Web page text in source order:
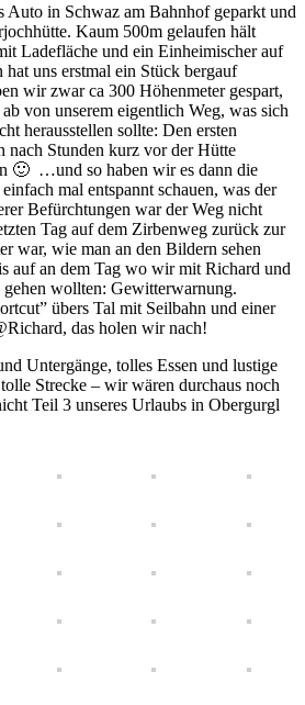
Auto in Schwaz am Bahnhof geparkt und
Kaum 500m gelaufen hält
Ladefläche und ein Einheimischer auf
uns erstmal ein Stück bergauf
wir zwar ca 300 Höhenmeter gespart,
von unserem eigentlich Weg, was sich
herausstellen sollte: Den ersten
nach Stunden kurz vor der Hütte
🙂 …und so haben wir es dann die
mal entspannt schauen, was der
Befürchtungen war der Weg nicht
Tag auf dem Zirbenweg zurück zur
war, wie man an den Bildern sehen
auf an dem Tag wo wir mit Richard und
wollten: Gewitterwarnung.
übers Tal mit Seilbahn und einer
das holen wir nach!
Untergänge, tolles Essen und lustige
Strecke – wir wären durchaus noch
Teil 3 unseres Urlaubs in Obergurgl